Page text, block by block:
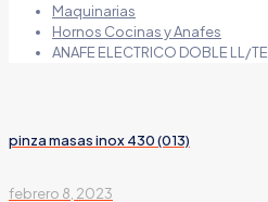
Maquinarias
Hornos Cocinas y Anafes
ANAFE ELECTRICO DOBLE LL/
pinza masas inox 430 (013)
febrero 8, 2023